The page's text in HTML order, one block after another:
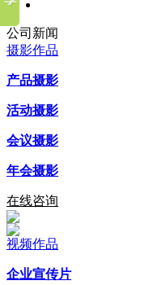
公司新闻
摄影作品
产品摄影
活动摄影
会议摄影
年会摄影
在线咨询
视频作品
企业宣传片